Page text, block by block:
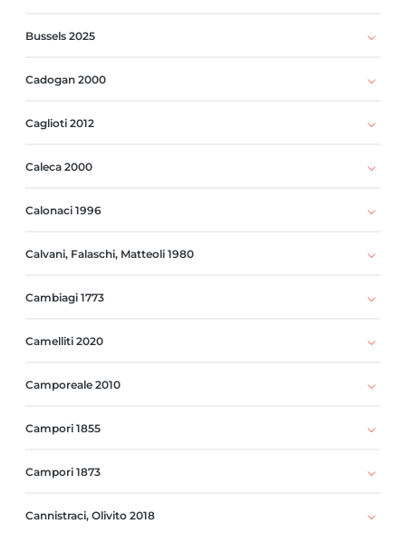
Bussels 2025
Cadogan 2000
Caglioti 2012
Caleca 2000
Calonaci 1996
Calvani, Falaschi, Matteoli 1980
Cambiagi 1773
Camelliti 2020
Camporeale 2010
Campori 1855
Campori 1873
Cannistraci, Olivito 2018